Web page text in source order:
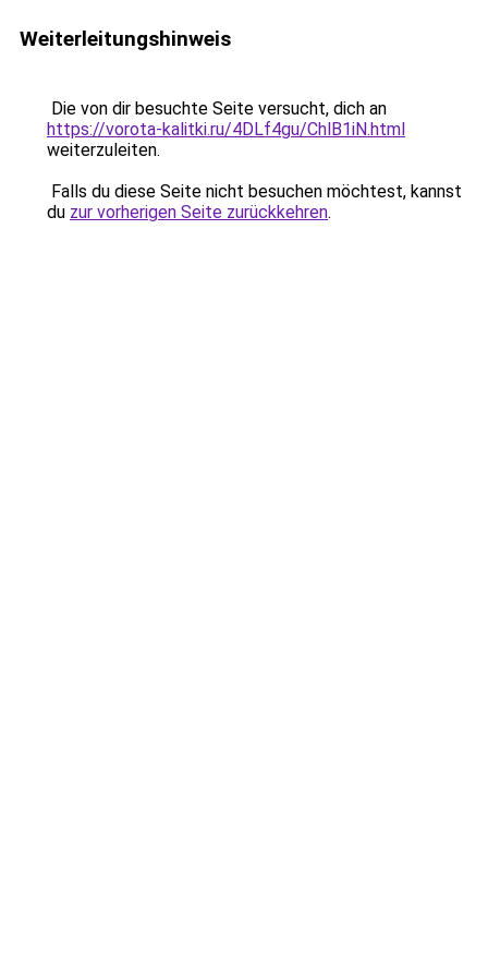
Weiterleitungshinweis
Die von dir besuchte Seite versucht, dich an
https://vorota-kalitki.ru/4DLf4gu/ChlB1iN.html
weiterzuleiten.
Falls du diese Seite nicht besuchen möchtest, kannst
du zur vorherigen Seite zurückkehren.